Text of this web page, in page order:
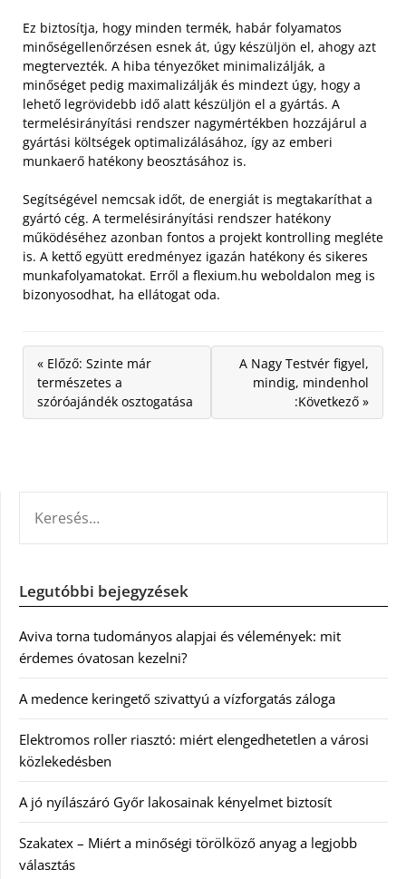
Ez biztosítja, hogy minden termék, habár folyamatos
minőségellenőrzésen esnek át, úgy készüljön el, ahogy azt
megtervezték. A hiba tényezőket minimalizálják, a
minőséget pedig maximalizálják és mindezt úgy, hogy a
lehető legrövidebb idő alatt készüljön el a gyártás. A
termelésirányítási rendszer nagymértékben hozzájárul a
gyártási költségek optimalizálásához, így az emberi
munkaerő hatékony beosztásához is.
Segítségével nemcsak időt, de energiát is megtakaríthat a
gyártó cég. A termelésirányítási rendszer hatékony
működéséhez azonban fontos a projekt kontrolling megléte
is. A kettő együtt eredményez igazán hatékony és sikeres
munkafolyamatokat. Erről a flexium.hu weboldalon meg is
bizonyosodhat, ha ellátogat oda.
« Előző: Szinte már
természetes a
szóróajándék osztogatása
A Nagy Testvér figyel,
mindig, mindenhol
:Következő »
Legutóbbi bejegyzések
Aviva torna tudományos alapjai és vélemények: mit
érdemes óvatosan kezelni?
A medence keringető szivattyú a vízforgatás záloga
Elektromos roller riasztó: miért elengedhetetlen a városi
közlekedésben
A jó nyílászáró Győr lakosainak kényelmet biztosít
Szakatex – Miért a minőségi törölköző anyag a legjobb
választás